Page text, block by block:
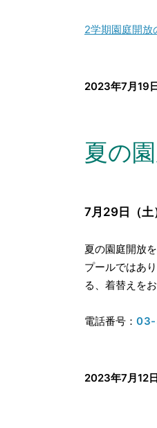
2学期園庭開放
2023年7月19日
夏の
7月29日（土
夏の園庭開放
プールではあ
る、着替えを
電話番号： 03-
2023年7月12日